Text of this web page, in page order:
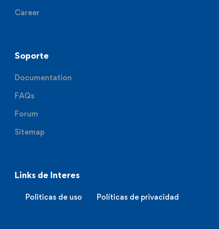
Career
Soporte
Documentation
FAQs
Forum
Sitemap
Links de Interes
Politicas de uso Políticas de privacidad